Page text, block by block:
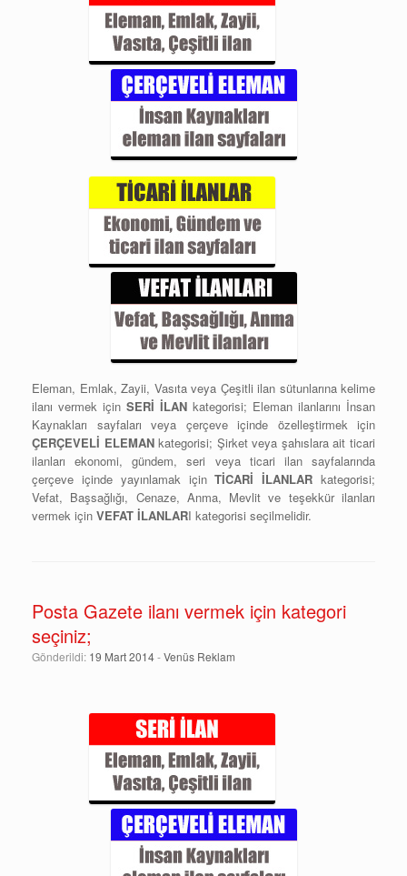
Eleman, Emlak, Zayii, Vasıta veya Çeşitli ilan sütunlarına kelime
ilanı vermek için SERİ İLAN kategorisi; Eleman ilanlarını İnsan
Kaynakları sayfaları veya çerçeve içinde özelleştirmek için
ÇERÇEVELİ ELEMANkategorisi; Şirket veya şahıslara ait ticari
ilanları ekonomi, gündem, seri veya ticari ilan sayfalarında
çerçeve içinde yayınlamak içinTİCARİ İLANLAR kategorisi;
Vefat, Başsağlığı, Cenaze, Anma, Mevlit ve teşekkür ilanları
vermek için VEFAT İLANLARI kategorisi seçilmelidir.
Posta Gazete ilanı vermek için kategori
seçiniz;
Gönderildi: 19 Mart 2014-Venüs Reklam